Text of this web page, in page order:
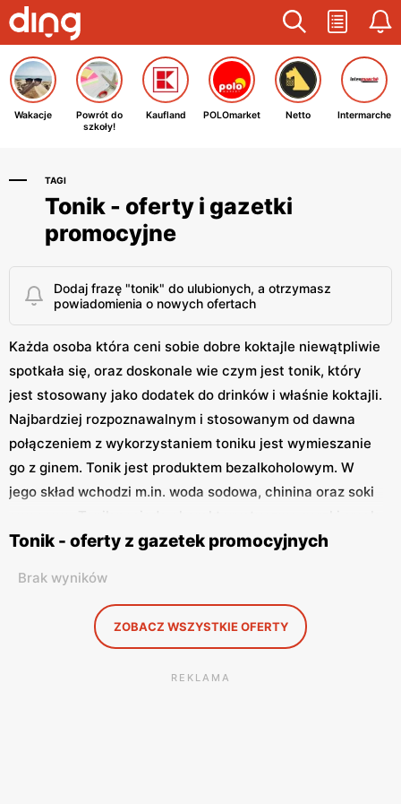
Wakacje
Powrót do
szkoły!
Kaufland POLOmarket Netto Intermarche
TAGI
Tonik - oferty i gazetki
promocyjne
Dodaj frazę "tonik" do ulubionych, a otrzymasz
powiadomienia o nowych ofertach
Każda osoba która ceni sobie dobre koktajle niewątpliwie
spotkała się, oraz doskonale wie czym jest tonik, który
jest stosowany jako dodatek do drinków i właśnie koktajli.
Najbardziej rozpoznawalnym i stosowanym od dawna
połączeniem z wykorzystaniem toniku jest wymieszanie
go z ginem. Tonik jest produktem bezalkoholowym. W
jego skład wchodzi m.in. woda sodowa, chinina oraz soki
przez co jest świetnym uzupełnieniem drinków, ale
W wielu sklepach możesz znaleźć ciekawe promocje na
różne toniki! Nieustannie przeglądamy aktualne gazetki
promocyjne w celu zlokalizowania produktów w
Tonik - oferty z gazetek promocyjnych
Brak wyników
ZOBACZ WSZYSTKIE OFERTY
REKLAMA